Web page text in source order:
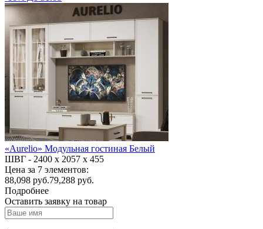
«Aurelio» Модульная гостиная Белый
ШВГ - 2400 х 2057 х 455
Цена за 7 элементов:
88,098 руб.79,288 руб.
Подробнее
Оставить заявку на товар